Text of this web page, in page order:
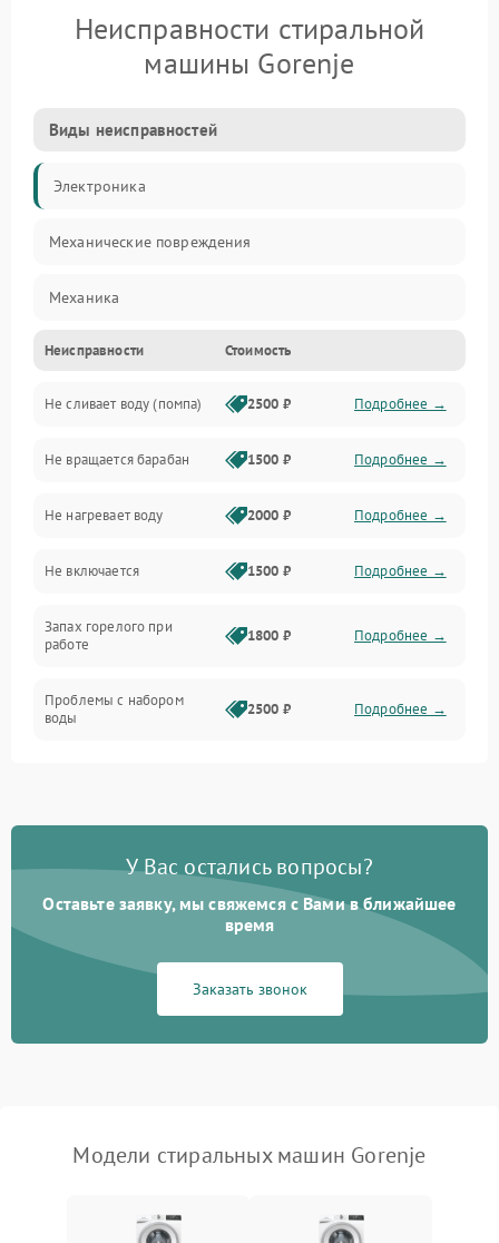
Неисправности стиральной
машины Gorenje
Виды неисправностей
Электроника
Механические повреждения
Механика
Электропитание
Водоснабжение
Слив
Программное обеспечение
Неисправности Стоимость
Не сливает воду (помпа) 2500 ₽ Подробнее →
Не вращается барабан 1500 ₽ Подробнее →
Не нагревает воду 2000 ₽ Подробнее →
Не включается 1500 ₽ Подробнее →
Запах горелого при
работе
1800 ₽ Подробнее →
Проблемы с набором
воды
2500 ₽ Подробнее →
Замена платы управления 2200 ₽ Подробнее →
У Вас остались вопросы?
Оставьте заявку, мы свяжемся с Вами в ближайшее
время
Заказать звонок
Модели стиральных машин Gorenje